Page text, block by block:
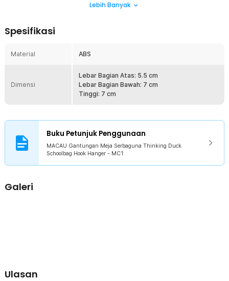
gantungan ini mencegah gesekan dan goresan pada meja atau
meningkatkan stabilitas sehingga gantungan tetap kokoh saat
Desain Lipat dan Portabel Tanpa Bor
Tidak perlu repot menggunakan paku atau bor! Thinking Duck Hook
Hanger hadir dengan desain lipat yang fleksibel dan mudah
meja tanpa merusak permukaan.
Bentuk Karakter Kartun Lucu dan Unik
Gantungan ini menampilkan desain karakter bebek kartun yang
stylish dan menggemaskan, menambah nuansa ceria di ruang kerja
atau meja belajar Anda. Selain fungsional, produk ini juga bisa
Solusi Penyimpanan Serbaguna
1 x MACAU Gantungan Meja Serbaguna Thinking Duck Schoolbag
Lebih Banyak
Spesifikasi
Material ABS
Dimensi
Lebar Bagian Atas: 5.5 cm
Lebar Bagian Bawah: 7 cm
Tinggi: 7 cm
Buku Petunjuk Penggunaan
MACAU Gantungan Meja Serbaguna Thinking Duck
Schoolbag Hook Hanger - MC1
Galeri
Ulasan